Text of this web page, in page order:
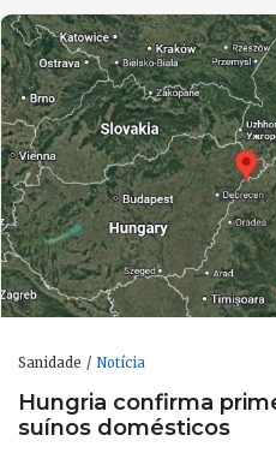
Sanidade Notícia
Hungria confirma
suínos domésticos